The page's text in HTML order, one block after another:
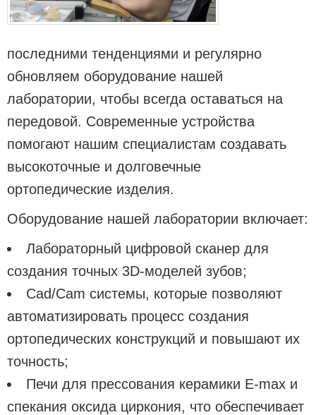
последними тенденциями и регулярно
обновляем оборудование нашей
лаборатории, чтобы всегда оставаться на
передовой. Современные устройства
помогают нашим специалистам создавать
высокоточные и долговечные
ортопедические изделия.
Оборудование нашей лаборатории включает:
Лабораторный цифровой сканер для
создания точных 3D-моделей зубов;
Cad/Cam системы, которые позволяют
автоматизировать процесс создания
ортопедических конструкций и повышают их
точность;
Печи для прессования керамики E-max и
спекания оксида циркония, что обеспечивает